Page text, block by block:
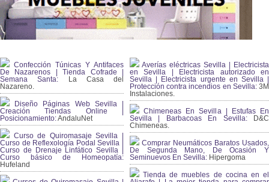
Confección Túnicas Y Antifaces
De Nazarenos | Tienda Cofrade |
Semana Santa: La Casa del
Nazareno.
Diseño Páginas Web Sevilla |
Creación Tiendas Online |
Posicionamiento:AndaluNet
Curso de Quiromasaje Sevilla |
Curso de Reflexología Podal Sevilla |
Curso de Drenaje Linfático Sevilla |
Curso básico de Homeopatía:
Hufeland
Averías eléctricas Sevilla | Electricista
en Sevilla | Electricista autorizado en
Sevilla | Electricista urgente en Sevilla |
Protección contra incendios en Sevilla:3M
Instalaciones.
Chimeneas En Sevilla | Estufas En
Sevilla | Barbacoas En Sevilla:D&C
Chimeneas.
Comprar Neumáticos Baratos Usados,
De Segunda Mano, De Ocasión Y
Seminuevos En Sevilla: Hipergoma
Tienda de muebles de cocina en el